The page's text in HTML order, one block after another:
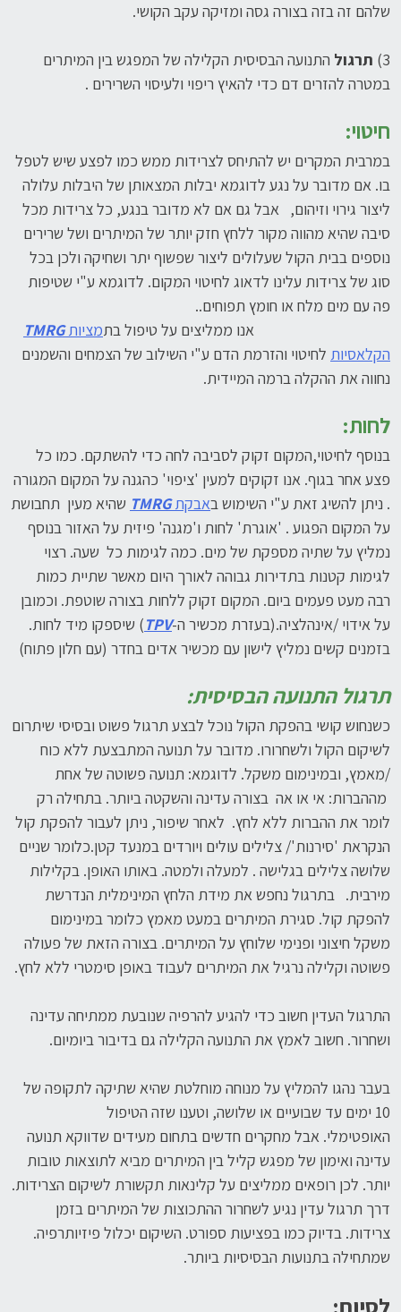
שלהם זה בזה בצורה גסה ומזיקה עקב הקושי.
3) תרגול התנועה הבסיסית הקלילה של המפגש בין המיתרים
במטרה להזרים דם כדי להאיץ ריפוי ולעיסוי השרירים .
חיטוי:
במרבית המקרים יש להתיחס לצרידות ממש כמו לפצע שיש לטפל
בו. אם מדובר על נגע לדוגמא יבלות המצאותן של היבלות עלולה
ליצור גירוי וזיהום, אבל גם אם לא מדובר בנגע, כל צרידות מכל
סיבה שהיא מהווה מקור ללחץ חזק יותר של המיתרים ושל שרירים
נוספים בבית הקול שעלולים ליצור שפשוף יתר ושחיקה ולכן בכל
סוג של צרידות עלינו לדאוג לחיטוי המקום. לדוגמא ע"י שטיפות
פה עם מים מלח או חומץ תפוחים..
אנו ממליצים על טיפול בתמציותTMRG
הקלאסיות לחיטוי והזרמת הדם ע"י השילוב של הצמחים והשמנים
נחווה את ההקלה ברמה המיידית.
לחות:
בנוסף לחיטוי,המקום זקוק לסביבה לחה כדי להשתקם. כמו כל
פצע אחר בגוף. אנו זקוקים למעין 'ציפוי' כהגנה על המקום המגורה
. ניתן להשיג זאת ע"י השימוש באבקתTMRG שהיא מעין תחבושת
על המקום הפגוע . 'אוגרת' לחות ו'מגנה' פיזית על האזור בנוסף
נמליץ על שתיה מספקת של מים. כמה לגימות כל שעה. רצוי
לגימות קטנות בתדירות גבוהה לאורך היום מאשר שתיית כמות
רבה מעט פעמים ביום. המקום זקוק ללחות בצורה שוטפת. וכמובן
על אידוי /אינהלציה.(בעזרת מכשיר ה-TPV) שיספקו מיד לחות.
בזמנים קשים נמליץ לישון עם מכשיר אדים בחדר (עם חלון פתוח)
תרגול התנועה הבסיסית:
כשנחוש קושי בהפקת הקול נוכל לבצע תרגול פשוט ובסיסי שיתרום
לשיקום הקול ולשחרורו. מדובר על תנועה המתבצעת ללא כוח
/מאמץ, ובמינימום משקל. לדוגמא: תנועה פשוטה של אחת
מההברות: אי או אה בצורה עדינה והשקטה ביותר. בתחילה רק
לומר את ההברות ללא לחץ. לאחר שיפור, ניתן לעבור להפקת קול
הנקראת 'סירנות'/ צלילים עולים ויורדים במנעד קטן.כלומר שניים
שלושה צלילים בגלישה . למעלה ולמטה. באותו האופן. בקלילות
מירבית. בתרגול נחפש את מידת הלחץ המינימלית הנדרשת
להפקת קול. סגירת המיתרים במעט מאמץ כלומר במינימום
משקל חיצוני ופנימי שלוחץ על המיתרים. בצורה הזאת של פעולה
פשוטה וקלילה נרגיל את המיתרים לעבוד באופן סימטרי ללא לחץ.
התרגול העדין חשוב כדי להגיע להרפיה שנובעת ממתיחה עדינה
ושחרור. חשוב לאמץ את התנועה הקלילה גם בדיבור ביומיום.
בעבר נהגו להמליץ על מנוחה מוחלטת שהיא שתיקה לתקופה של
10 ימים עד שבועיים או שלושה, וטענו שזה הטיפול
האופטימלי. אבל מחקרים חדשים בתחום מעידים שדווקא תנועה
עדינה ואימון של מפגש קליל בין המיתרים מביא לתוצאות טובות
יותר. לכן רופאים ממליצים על קלינאות תקשורת לשיקום הצרידות.
דרך תרגול עדין נגיע לשחרור ההתכוצות של המיתרים בזמן
צרידות. בדיוק כמו בפציעות ספורט. השיקום יכלול פיזיותרפיה.
שמתחילה בתנועות הבסיסיות ביותר.